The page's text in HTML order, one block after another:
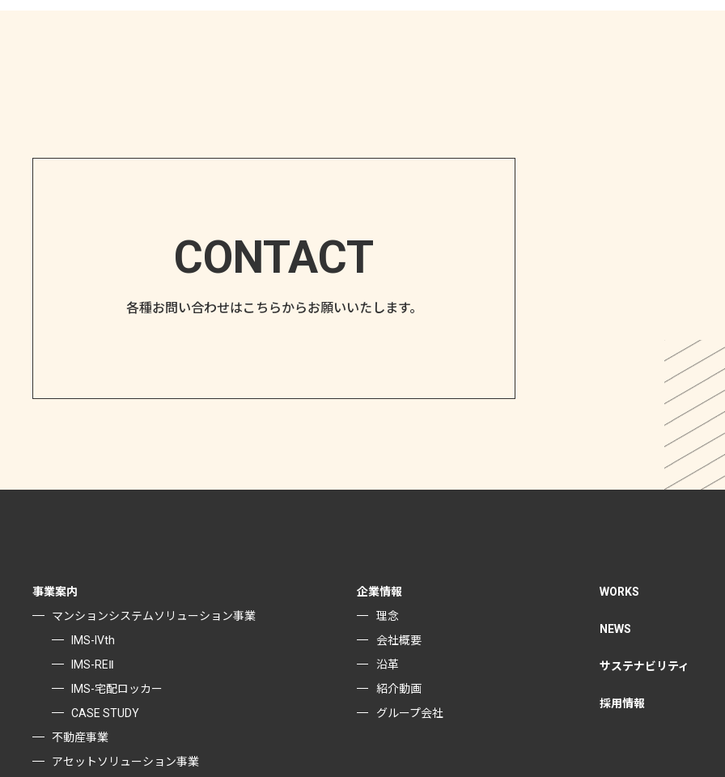
CONTACT
各種お問い合わせはこちらからお願いいたします。
事業案内
マンションシステムソリューション事業
IMS-IVth
IMS-REⅡ
IMS-宅配ロッカー
CASE STUDY
不動産事業
アセットソリューション事業
企業情報
理念
会社概要
沿革
紹介動画
グループ会社
WORKS
NEWS
サステナビリティ
採用情報